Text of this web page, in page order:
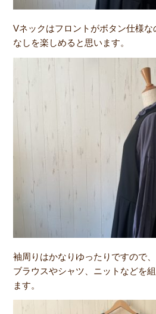
Vネックはフロントがボタン仕様な
なしを楽しめると思います。
袖周りはかなりゆったりですので
ブラウスやシャツ、ニットなどを
ます。